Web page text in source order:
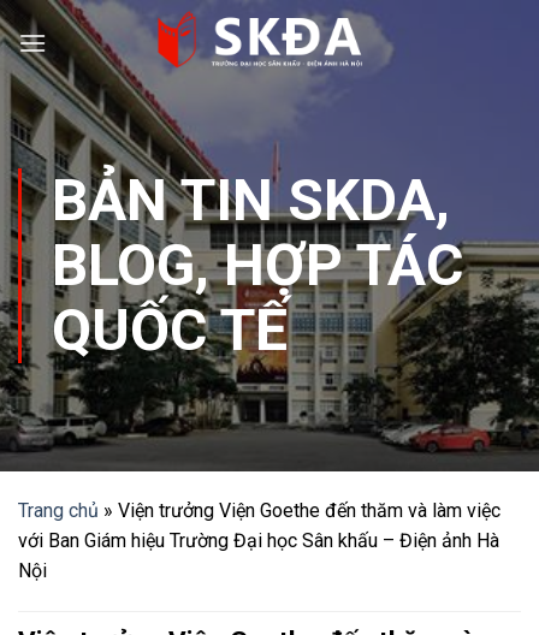
Skip
to
content
BẢN TIN SKDA,
BLOG,HỢP TÁC
QUỐC TẾ
Trang chủ » Viện trưởng Viện Goethe đến thăm và làm việc
với Ban Giám hiệu Trường Đại học Sân khấu – Điện ảnh Hà
Nội